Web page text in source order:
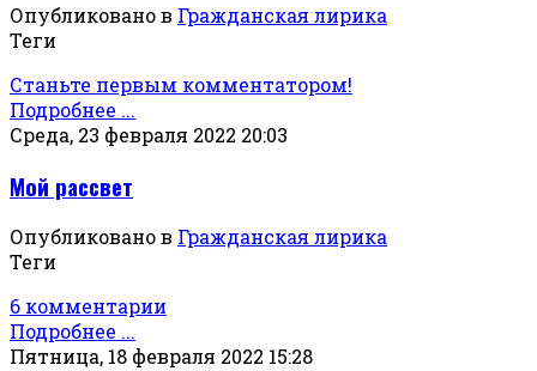
Опубликовано в Гражданская лирика
Теги
Станьте первым комментатором!
Подробнее ...
Среда, 23 февраля 2022 20:03
Мой рассвет
Опубликовано в Гражданская лирика
Теги
6 комментарии
Подробнее ...
Пятница, 18 февраля 2022 15:28